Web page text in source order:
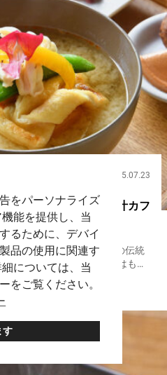
をパーソナライズ
能を提供し、当
るために、デバイ
品の使用に関連す
については、当
をご覧ください。
す
2025.07.23
魅力を再発見！【みそ汁カフ
、発酵させて作る、日本の伝統
上の歴史を持ち、味噌汁はもち
使われ、日本の食文化に深く根
噌文化を見て、食べて、味わう